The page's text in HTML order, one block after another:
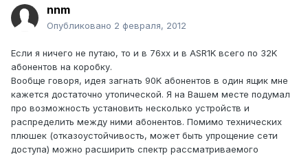
nnm
Опубликовано 2 февраля, 2012
Если я ничего не путаю, то и в 76xx и в ASR1K всего по 32K
абонентов на коробку.
Вообще говоря, идея загнать 90K абонентов в один ящик мне
кажется достаточно утопической. Я на Вашем месте подумал
про возможность установить несколько устройств и
распределить между ними абонентов. Помимо технических
плюшек (отказоустойчивость, может быть упрощение сети
доступа) можно расширить спектр рассматриваемого